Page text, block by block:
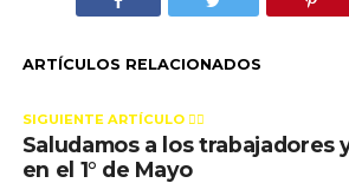
ARTÍCULOS RELACIONADOS
SIGUIENTE ARTÍCULO 👈🏻
Saludamos a los trabajadores
en el 1° de Mayo